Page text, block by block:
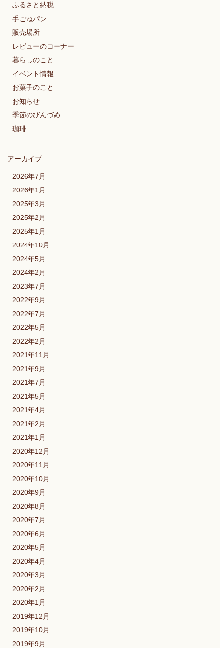
ふるさと納税
手ごねパン
販売場所
レビューのコーナー
暮らしのこと
イベント情報
お菓子のこと
お知らせ
季節のびんづめ
珈琲
アーカイブ
2026年7月
2026年1月
2025年3月
2025年2月
2025年1月
2024年10月
2024年5月
2024年2月
2023年7月
2022年9月
2022年7月
2022年5月
2022年2月
2021年11月
2021年9月
2021年7月
2021年5月
2021年4月
2021年2月
2021年1月
2020年12月
2020年11月
2020年10月
2020年9月
2020年8月
2020年7月
2020年6月
2020年5月
2020年4月
2020年3月
2020年2月
2020年1月
2019年12月
2019年10月
2019年9月